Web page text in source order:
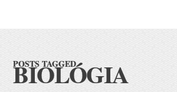
POSTS TAGGED
BIOLÓGIA